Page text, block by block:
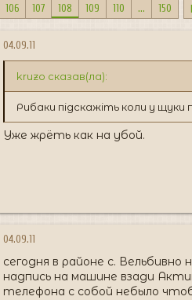
106 107 108 109 110 ... 150
04.09.11
kruzo сказав(ла):
Рибаки підскажіть коли у
Уже жрёть как на убой.
04.09.11
сегодня в районе с.
надпись на машине взади
телефона с собой небыло